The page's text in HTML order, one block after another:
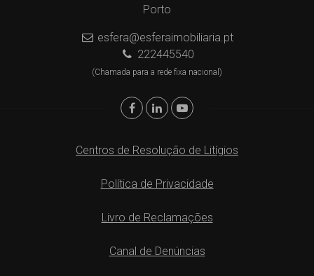
Porto
esfera@esferaimobiliaria.pt
222445540
(Chamada para a rede fixa nacional)
Centros de Resolução de Litígios
Política de Privacidade
Livro de Reclamações
Canal de Denúncias